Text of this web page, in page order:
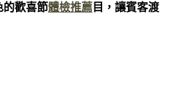
的歡喜節體檢推薦 目，讓賓客渡